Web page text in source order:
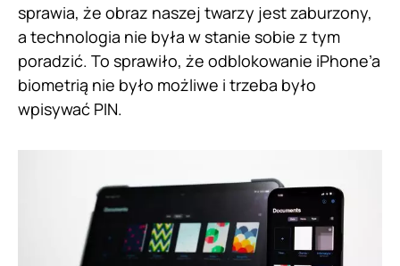
sprawia, że obraz naszej twarzy jest zaburzony,
a technologia nie była w stanie sobie z tym
poradzić. To sprawiło, że odblokowanie iPhone’a
biometrią nie było możliwe i trzeba było
wpisywać PIN.